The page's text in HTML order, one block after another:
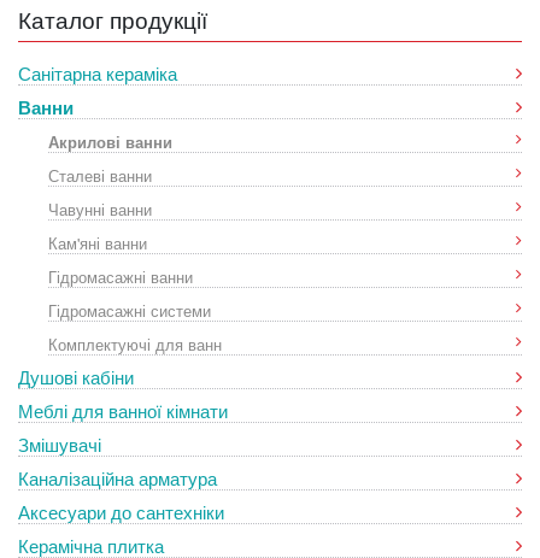
Каталог продукції
Санітарна кераміка
Ванни
Акрилові ванни
Сталеві ванни
Чавунні ванни
Кам'яні ванни
Гідромасажні ванни
Гідромасажні системи
Комплектуючі для ванн
Душові кабіни
Меблі для ванної кімнати
Змішувачі
Каналізаційна арматура
Аксесуари до сантехніки
Керамічна плитка